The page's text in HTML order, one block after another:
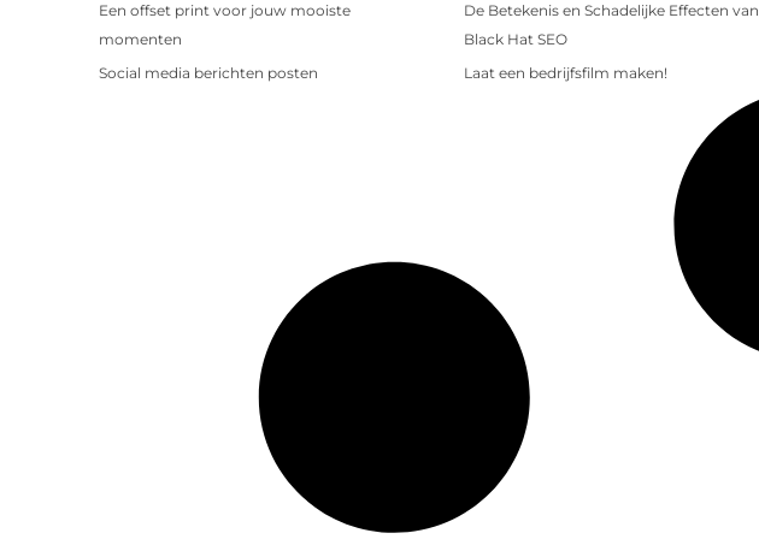
Een offset print voor jouw mooiste
momenten
De Betekenis en Schadelijke Effecten van
Black Hat SEO
Social media berichten posten Laat een bedrijfsfilm maken!